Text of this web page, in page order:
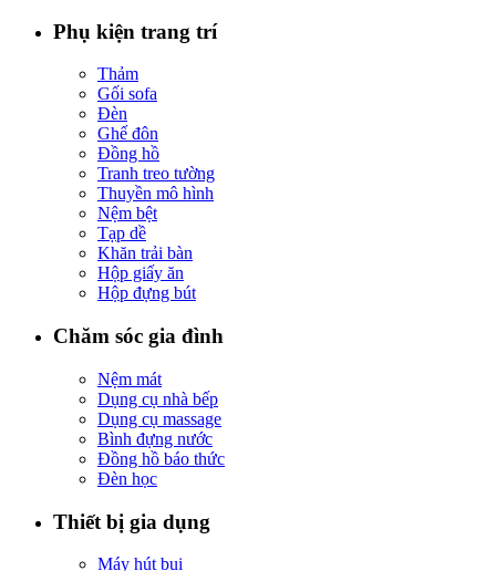
Phụ kiện trang trí
Thảm
Gối sofa
Đèn
Ghế đôn
Đồng hồ
Tranh treo tường
Thuyền mô hình
Nệm bệt
Tạp dề
Khăn trải bàn
Hộp giấy ăn
Hộp đựng bút
Chăm sóc gia đình
Nệm mát
Dụng cụ nhà bếp
Dụng cụ massage
Bình đựng nước
Đồng hồ báo thức
Đèn học
Thiết bị gia dụng
Máy hút bụi